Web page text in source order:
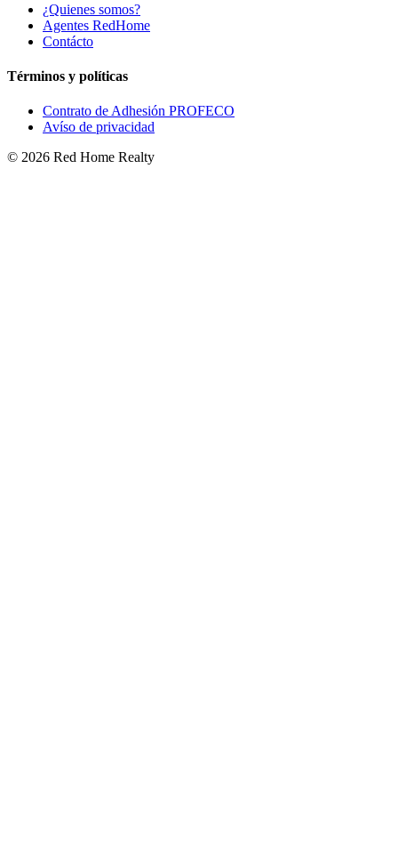
¿Quienes somos?
Agentes RedHome
Contácto
Términos y políticas
Contrato de Adhesión PROFECO
Avíso de privacidad
© 2026 Red Home Realty